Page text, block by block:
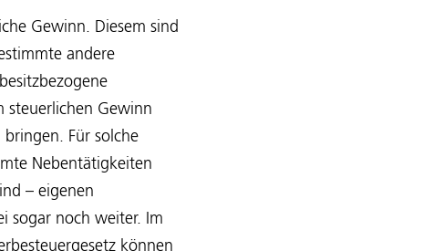
Gewinn. Diesem sind
andere
steuerlichen Gewinn
Für solche
Nebentätigkeiten
– eigenen
sogar noch weiter. Im
können